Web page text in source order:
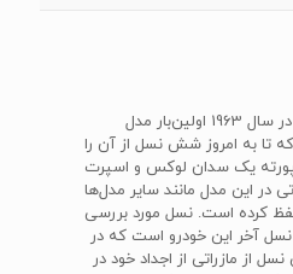
کارخانه‌‌ی خوش‌نام ایتالیایی در سال 1963 اولین‌بار مدل
که تا به امروز شش نسل از آن را
یک سدان لوکس و اسپرت
در این مدل مانند سایر مدل‌ها
حفظ کرده است. نسل مورد بررسی
آخر این خودرو است که در
این نسل از مازراتی از اجداد خود در